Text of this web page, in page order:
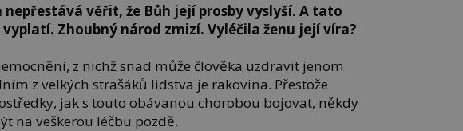
nepřestává věřit, že Bůh její prosby vyslyší. A tato
vyplatí. Zhoubný národ zmizí. Vyléčila ženu její víra?
z nichž snad může člověka uzdravit jenom
z velkých strašáků lidstva je rakovina. Přestože
jak s touto obávanou chorobou bojovat, někdy
na veškerou léčbu pozdě.